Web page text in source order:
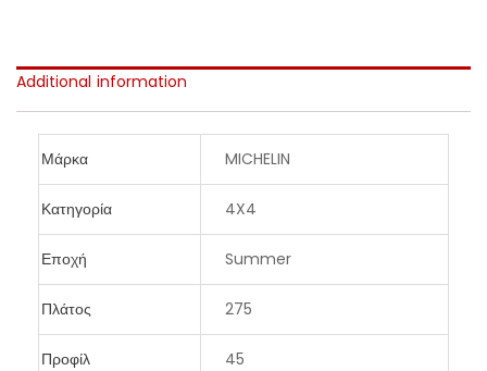
Additional information
Μάρκα MICHELIN
Κατηγορία 4X4
Εποχή Summer
Πλάτος 275
Προφίλ 45